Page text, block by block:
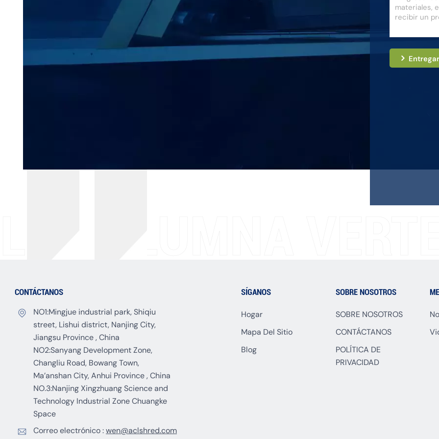
LA COLUMNA
CONTÁCTANOS
NO1:Mingjue industrial park, Shiqiu
street, Lishui district, Nanjing City,
Jiangsu Province , China
NO2:Sanyang Development Zone,
Changliu Road, Bowang Town,
Ma’anshan City, Anhui Province , China
NO.3:Nanjing Xingzhuang Science and
Technology Industrial Zone Chuangke
Space
Correo electrónico :wen@aclshred.com
SOBRE NOSOTROS
SOBRE NOSOTROS
CONTÁCTANOS
POLÍTICA DE
PRIVACIDAD
SÍGANOS
Hogar
Mapa Del Sitio
Blog